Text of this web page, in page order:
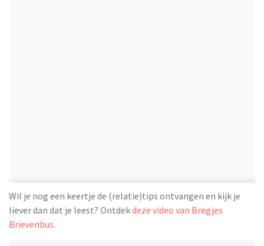
Wil je nog een keertje de (relatie)tips ontvangen en kijk je
liever dan dat je leest? Ontdekdeze video van Bregjes
Brievenbus.